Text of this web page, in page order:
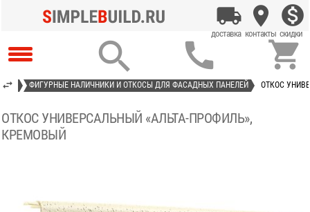
  
ФИГУРНЫЕ НАЛИЧНИКИ И ОТКОСЫ ДЛЯ ФАСАДНЫХ ПАНЕЛЕЙ ОТКОС
ОТКОС УНИВЕРСАЛЬНЫЙ «АЛЬТА-ПРОФИЛЬ»,
КРЕМОВЫЙ